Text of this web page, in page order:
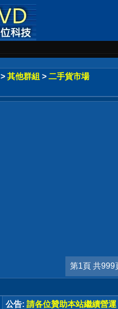
> 其他群組 > 二手貨市場
第1頁 共999
公告: 請各位贊助本站繼續營運